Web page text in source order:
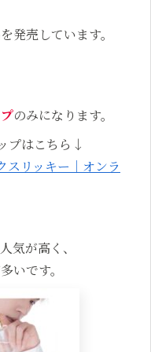
発売しています。
のみになります。
プはこちら↓
リッキー｜オンラ
気が高く、
いです。